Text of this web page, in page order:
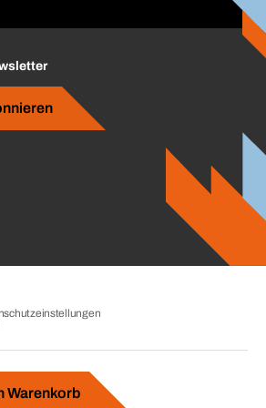
Warenkorb
GmbH & Co. KG. Alle
nur an Unternehmer, Gewerbetreibende,